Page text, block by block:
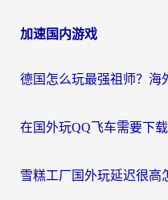
加速国内游戏